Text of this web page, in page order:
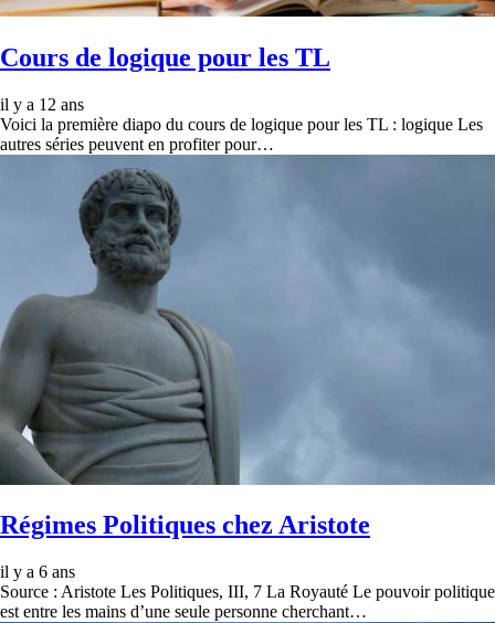
Cours de logique pour les TL
il y a 12 ans
Voici la première diapo du cours de logique pour les TL : logique Les
autres séries peuvent en profiter pour…
Régimes Politiques chez Aristote
il y a 6 ans
Source : Aristote Les Politiques, III, 7 La Royauté Le pouvoir politique
est entre les mains d’une seule personne cherchant…